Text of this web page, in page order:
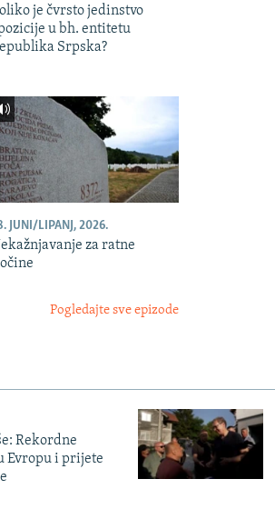
je čvrsto jedinstvo
u bh. entitetu
Srpska?
JUNI/LIPANJ, 2026.
za ratne
Pogledajte sve epizode
Rekordne
Evropu i prijete